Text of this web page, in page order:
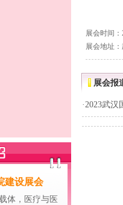
建设展会
体，医疗与医
展会时间：
展会地址
展会报
·2023武汉